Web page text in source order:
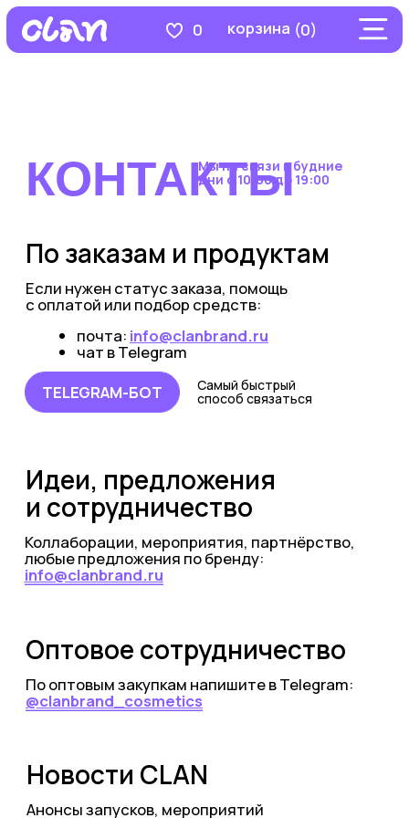
корзина
чат в Telegram
Коллаборации, мероприятия, партнёрство,
любые предложения по бренду:
info@clanbrand.ru
По оптовым закупкам напишите в Telegram:
@clanbrand_cosmetics
Анонсы запусков, мероприятий
и кудрявых новостей:
TELEGRAM-БОТ
По заказам и продуктам
Идеи, предложения
и сотрудничество
Новости CLAN
способ связаться